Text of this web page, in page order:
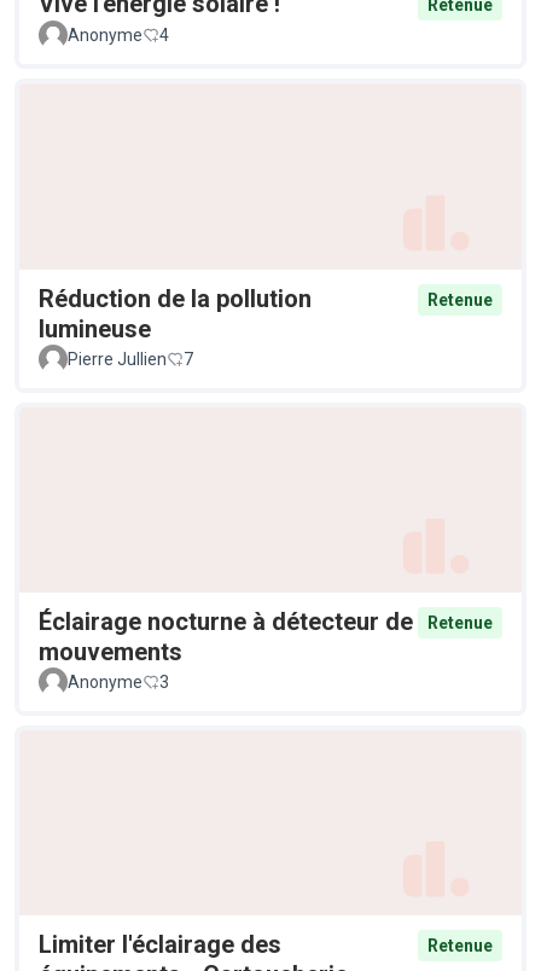
Retenue
Anonyme
4
Réduction de la pollution
lumineuse
Retenue
Pierre Jullien 7
Éclairage nocturne à détecteur de
mouvements
Retenue
Anonyme 3
Limiter l'éclairage des
Retenue